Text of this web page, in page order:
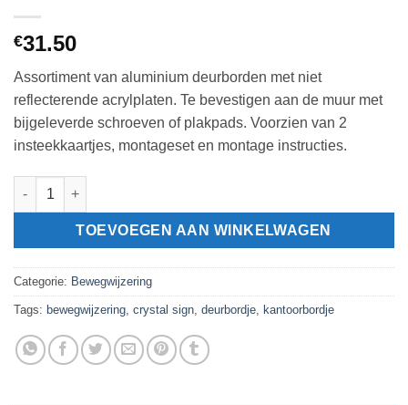
€31.50
Assortiment van aluminium deurborden met niet
reflecterende acrylplaten. Te bevestigen aan de muur met
bijgeleverde schroeven of plakpads. Voorzien van 2
insteekkaartjes, montageset en montage instructies.
Aluminium deurbordje INFO SIGN 297x210mm aantal
TOEVOEGEN AAN WINKELWAGEN
Categorie: Bewegwijzering
Tags: bewegwijzering crystal sign deurbordje kantoorbordje